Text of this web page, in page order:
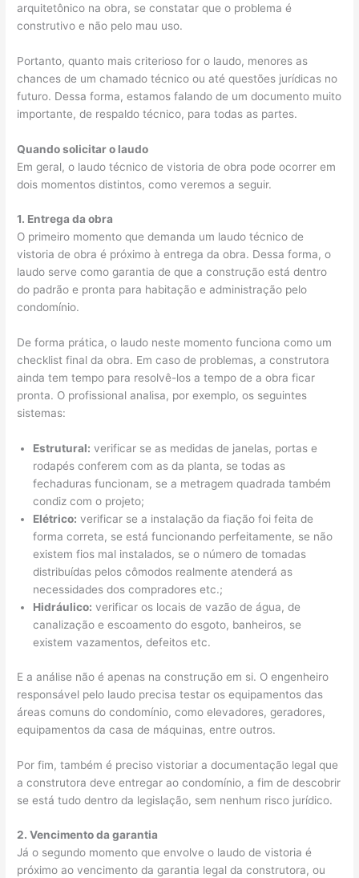
arquitetônico na obra, se constatar que o problema é
construtivo e não pelo mau uso.
Portanto, quanto mais criterioso for o laudo, menores as
chances de um chamado técnico ou até questões jurídicas no
futuro. Dessa forma, estamos falando de um documento muito
importante, de respaldo técnico, para todas as partes.
Quando solicitar o laudo
Em geral, o laudo técnico de vistoria de obra pode ocorrer em
dois momentos distintos, como veremos a seguir.
1. Entrega da obra
O primeiro momento que demanda um laudo técnico de
vistoria de obra é próximo à entrega da obra. Dessa forma, o
laudo serve como garantia de que a construção está dentro
do padrão e pronta para habitação e administração pelo
condomínio.
De forma prática, o laudo neste momento funciona como um
checklist final da obra. Em caso de problemas, a construtora
ainda tem tempo para resolvê-los a tempo de a obra ficar
pronta. O profissional analisa, por exemplo, os seguintes
sistemas:
Estrutural: verificar se as medidas de janelas, portas e
rodapés conferem com as da planta, se todas as
fechaduras funcionam, se a metragem quadrada também
condiz com o projeto;
Elétrico: verificar se a instalação da fiação foi feita de
forma correta, se está funcionando perfeitamente, se não
existem fios mal instalados, se o número de tomadas
distribuídas pelos cômodos realmente atenderá as
necessidades dos compradores etc.;
Hidráulico: verificar os locais de vazão de água, de
canalização e escoamento do esgoto, banheiros, se
existem vazamentos, defeitos etc.
E a análise não é apenas na construção em si. O engenheiro
responsável pelo laudo precisa testar os equipamentos das
áreas comuns do condomínio, como elevadores, geradores,
equipamentos da casa de máquinas, entre outros.
Por fim, também é preciso vistoriar a documentação legal que
a construtora deve entregar ao condomínio, a fim de descobrir
se está tudo dentro da legislação, sem nenhum risco jurídico.
2. Vencimento da garantia
Já o segundo momento que envolve o laudo de vistoria é
próximo ao vencimento da garantia legal da construtora, ou